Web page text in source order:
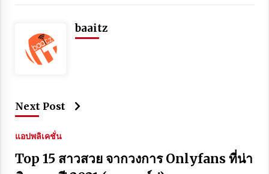
baaitz
Next Post
แอปพลิเคชั่น
Top 15 สาวสวย จากวงการ Onlyfans ที่น่า